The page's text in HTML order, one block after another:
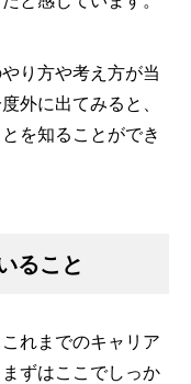
り方や考え方が当
外に出てみると、
を知ることができ
ること
れまでのキャリア
ずはここでしっか